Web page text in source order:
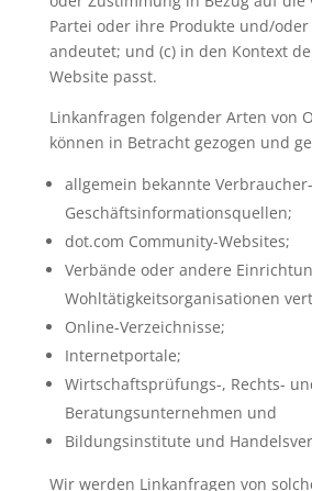
Partei oder ihre Produkte und/
andeutet; und (c) in den Kontext
Website passt.
Linkanfragen folgender Arten von
können in Betracht gezogen und
allgemein bekannte
Geschäftsinformationsquellen;
dot.com Community-Websites;
Verbände oder andere
Wohltätigkeitsorganisationen
Online-Verzeichnisse;
Internetportale;
Wirtschaftsprüfungs-, Rechts-
Beratungsunternehmen und
Bildungsinstitute und
Wir werden Linkanfragen von